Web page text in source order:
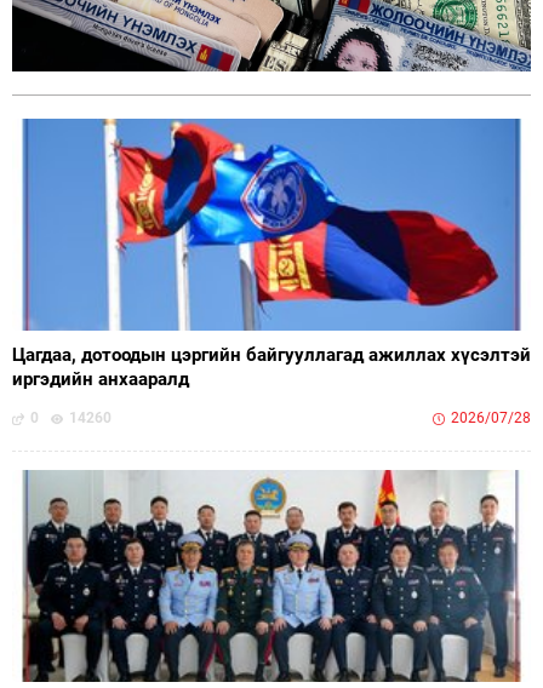
Цагдаа, дотоодын цэргийн байгууллагад ажиллах хүсэлтэй
иргэдийн анхааралд
0 14260 2026/07/28